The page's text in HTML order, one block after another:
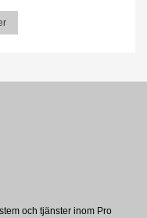
och tjänster inom Pro